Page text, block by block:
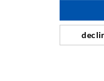
Riparazione giunti
Miniere e tunnel